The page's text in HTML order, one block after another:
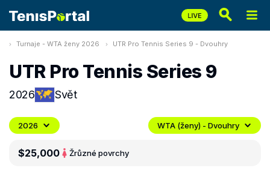
Turnaje - WTA ženy 2026 UTR Pro Tennis Series 9 - Dvouhry
UTR Pro Tennis Series 9
2026 Svět
2026 WTA (ženy) - Dvouhry
$25,000 Žrůzné povrchy